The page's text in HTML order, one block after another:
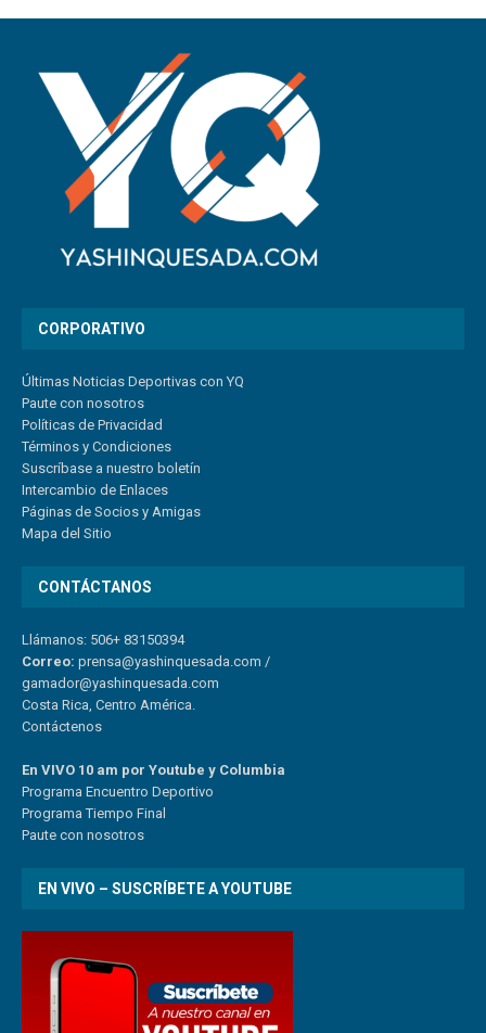
CORPORATIVO
Últimas Noticias Deportivas con YQ
Paute con nosotros
Políticas de Privacidad
Términos y Condiciones
Suscríbase a nuestro boletín
Intercambio de Enlaces
Páginas de Socios y Amigas
Mapa del Sitio
CONTÁCTANOS
Llámanos: 506+ 83150394
Correo: prensa@yashinquesada.com /
gamador@yashinquesada.com
Costa Rica, Centro América.
Contáctenos
En VIVO 10 am por Youtube y Columbia
Programa Encuentro Deportivo
Programa Tiempo Final
Paute con nosotros
EN VIVO – SUSCRÍBETE A YOUTUBE